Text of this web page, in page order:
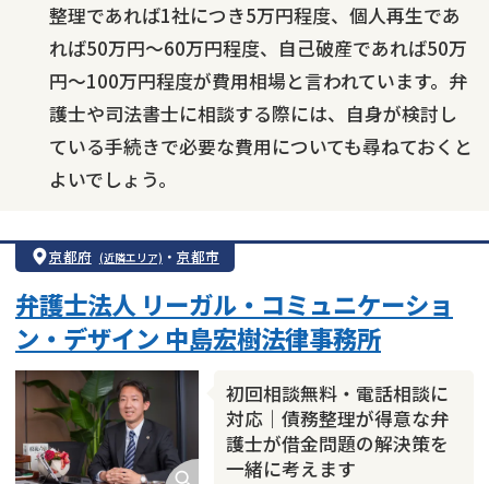
整理であれば1社につき5万円程度、個人再生であ
れば50万円〜60万円程度、自己破産であれば50万
円〜100万円程度が費用相場と言われています。弁
護士や司法書士に相談する際には、自身が検討し
ている手続きで必要な費用についても尋ねておくと
よいでしょう。
京都府 (近隣エリア) ・ 京都市
初回相談無料・電話相談に
対応｜債務整理が得意な弁
護士が借金問題の解決策を
一緒に考えます
弁護士法人 リーガル・コミュニケーショ
ン・デザイン 中島宏樹法律事務所